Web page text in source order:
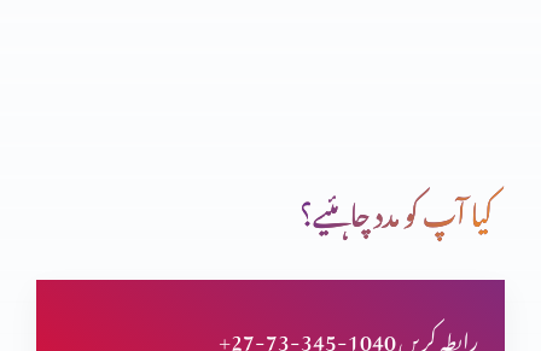
انبیاء و بزرگ – الیشع نبی
کیا آپ کو مدد چاہئیے؟
+27-73-345-1040 رابطہ کریں